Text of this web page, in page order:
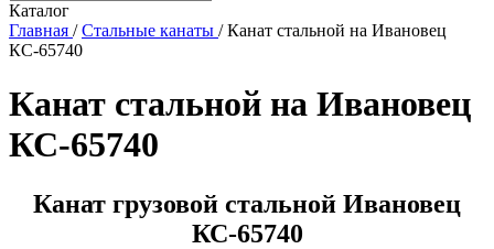
Каталог
Главная / Стальные канаты / Канат стальной на Ивановец
КС-65740
Канат стальной на Ивановец
КС-65740
Канат грузовой стальной Ивановец
КС-65740